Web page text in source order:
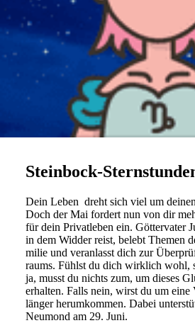
Steinbock-
Dein Leben dreht sich viel um
Doch der Mai for­dert nun von dir
für dein Pri­vat­leben ein. Göt­ter­vater
in dem Widder reist, belebt Themen
milie und ver­an­lasst dich zur
raums. Fühlst du dich wirk­lich wohl,
ja, musst du nichts zum, um dieses
erhalten. Falls nein, wirst du um eine
länger her­um­kommen. Dabei
Neu­mond am 29. Juni.